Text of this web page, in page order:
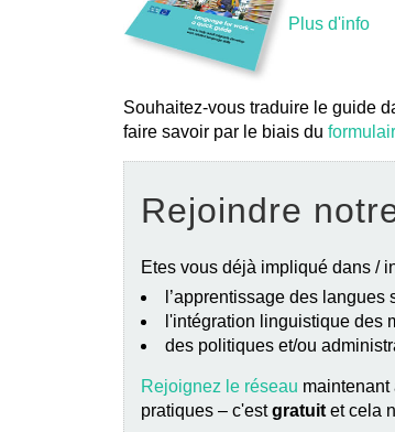
Plus d'info
Souhaitez-vous traduire le guide
faire savoir par le biais du
Rejoindre
Etes vous déjà impliqué dans /
l’apprentissage des
l'intégration linguistique des
des politiques et/ou
Rejoignez le réseau maintenant
pratiques – c'estgratuit et cela